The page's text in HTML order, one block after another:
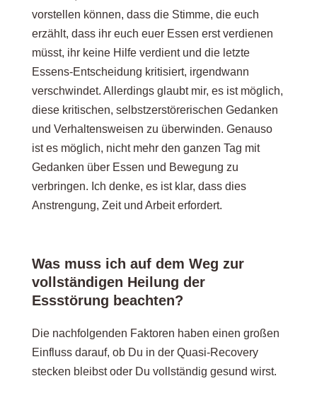
vorstellen können, dass die Stimme, die euch
erzählt, dass ihr euch euer Essen erst verdienen
müsst, ihr keine Hilfe verdient und die letzte
Essens-Entscheidung kritisiert, irgendwann
verschwindet. Allerdings glaubt mir, es ist möglich,
diese kritischen, selbstzerstörerischen Gedanken
und Verhaltensweisen zu überwinden. Genauso
ist es möglich, nicht mehr den ganzen Tag mit
Gedanken über Essen und Bewegung zu
verbringen. Ich denke, es ist klar, dass dies
Anstrengung, Zeit und Arbeit erfordert.
Was muss ich auf dem Weg zur
vollständigen Heilung der
Essstörung beachten?
Die nachfolgenden Faktoren haben einen großen
Einfluss darauf, ob Du in der Quasi-Recovery
stecken bleibst oder Du vollständig gesund wirst.